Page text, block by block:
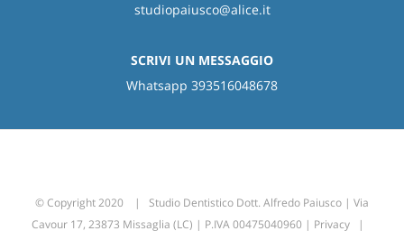
studiopaiusco@alice.it
SCRIVI UN MESSAGGIO
Whatsapp 393516048678
© Copyright 2020 | Studio Dentistico Dott. Alfredo Paiusco | Via
Cavour 17, 23873 Missaglia (LC) | P.IVA 00475040960 | Privacy |